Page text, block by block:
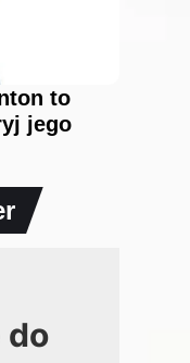
to
jego
do